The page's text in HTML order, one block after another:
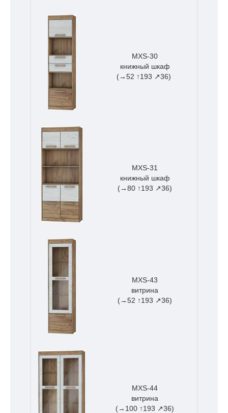
MXS-30
книжный шкаф
(→52 ↑193 ↗36)
MXS-31
книжный шкаф
(→80 ↑193 ↗36)
MXS-43
витрина
(→52 ↑193 ↗36)
MXS-44
витрина
(→100 ↑193 ↗36)